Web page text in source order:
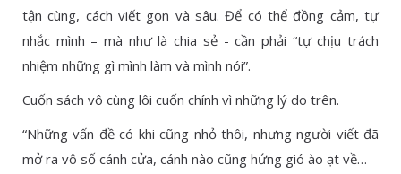
tận cùng, cách viết gọn và sâu. Để có thể đồng cảm, tự
nhắc mình – mà như là chia sẻ - cần phải “tự chịu trách
nhiệm những gì mình làm và mình nói”.
Cuốn sách vô cùng lôi cuốn chính vì những lý do trên.
“Những vấn đề có khi cũng nhỏ thôi, nhưng người viết đã
mở ra vô số cánh cửa, cánh nào cũng hứng gió ào ạt về…